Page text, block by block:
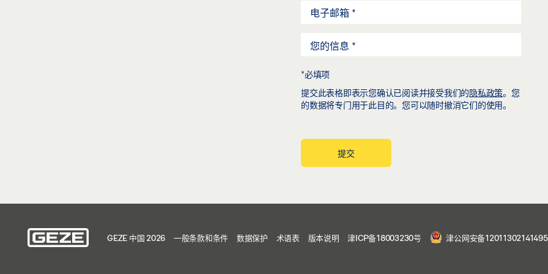
*必填项
提交此表格即表示您确认已阅读并接受我们的隐私政策。您
的数据将专门用于此目的。您可以随时撤消它们的使用。
提交
GEZE 中国 2026 一般条款和条件 数据保护 术语表 版本说明 津ICP备18003230号 津公网安备